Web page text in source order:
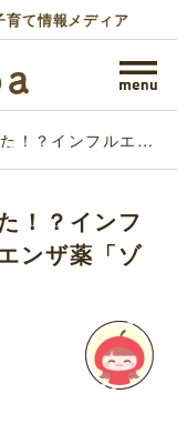
て情報メディア
！？インフルエン
！？インフ
ンザ薬「ゾ